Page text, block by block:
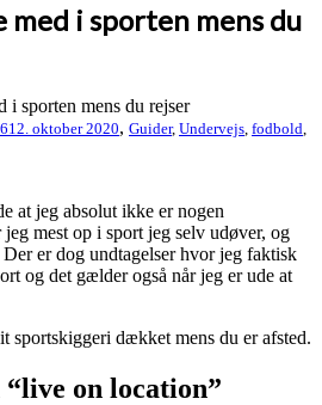
med i sporten mens du
i sporten mens du rejser
12. oktober 2020, Guider, Undervejs fodbold
at jeg absolut ikke er nogen
mest op i sport jeg selv udøver, og
er dog undtagelser hvor jeg faktisk
og det gælder også når jeg er ude at
sportskiggeri dækket mens du er afsted.
“live on location”